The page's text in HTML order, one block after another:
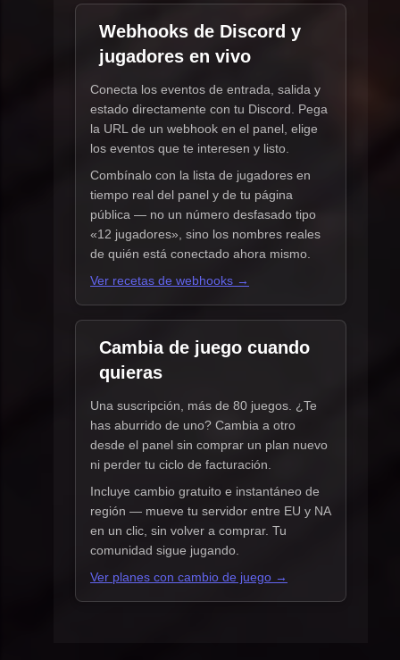
Webhooks de Discord y
jugadores en vivo
Conecta los eventos de entrada, salida y
estado directamente con tu Discord. Pega
la URL de un webhook en el panel, elige
los eventos que te interesen y listo.
Combínalo con la lista de jugadores en
tiempo real del panel y de tu página
pública — no un número desfasado tipo
«12 jugadores», sino los nombres reales
de quién está conectado ahora mismo.
Ver recetas de webhooks →
Cambia de juego cuando
quieras
Una suscripción, más de 80 juegos. ¿Te
has aburrido de uno? Cambia a otro
desde el panel sin comprar un plan nuevo
ni perder tu ciclo de facturación.
Incluye cambio gratuito e instantáneo de
región — mueve tu servidor entre EU y NA
en un clic, sin volver a comprar. Tu
comunidad sigue jugando.
Ver planes con cambio de juego →